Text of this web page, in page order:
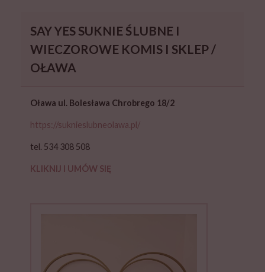
SAY YES SUKNIE ŚLUBNE I
WIECZOROWE KOMIS I SKLEP /
OŁAWA
Oława ul. Bolesława Chrobrego 18/2
https://suknieslubneolawa.pl/
tel. 534 308 508
KLIKNIJ I UMÓW SIĘ